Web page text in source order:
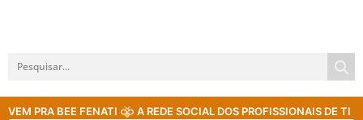
VEM PRA BEE FENATI A REDE SOCIAL DOS PROFISSIONAIS DE TI